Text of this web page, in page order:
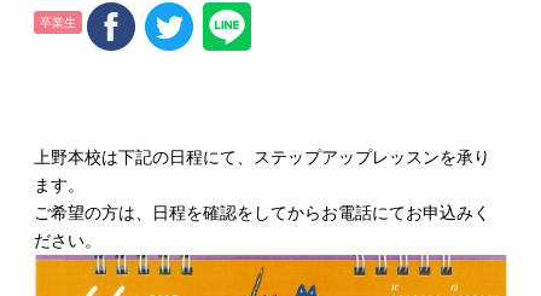
卒業生
上野本校は下記の日程にて、ステップアップレッスンを承り
ます。
ご希望の方は、日程を確認をしてからお電話にてお申込みく
ださい。